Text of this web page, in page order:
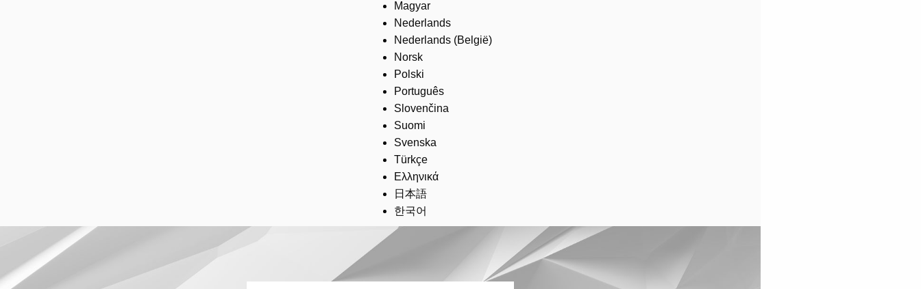
Magyar
Nederlands
Nederlands (België)
Norsk
Polski
Português
Slovenčina
Suomi
Svenska
Türkçe
Ελληνικά
日本語
한국어